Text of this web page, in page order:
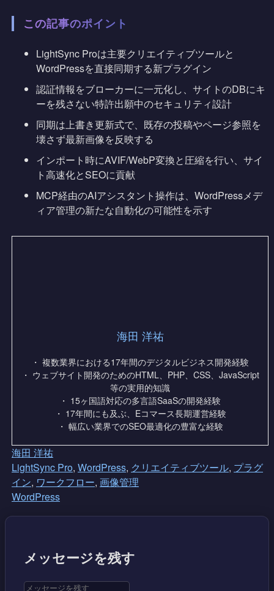
この記事のポイント
LightSync Proは主要クリエイティブツールと
WordPressを直接同期する新プラグイン
認証情報をブローカーに一元化し、サイトのDBにキ
ーを残さない特許出願中のセキュリティ設計
同期は上書き更新式で、既存の投稿やページ参照を
壊さず最新画像を反映する
インポート時にAVIF/WebP変換と圧縮を行い、サイ
ト高速化とSEOに貢献
MCP経由のAIアシスタント操作は、WordPressメデ
ィア管理の新たな自動化の可能性を示す
海田 洋祐
・ 複数業界における17年間のデジタルビジネス開発経験
・ ウェブサイト開発のためのHTML、PHP、CSS、JavaScript
等の実用的知識
・ 15ヶ国語対応の多言語SaaSの開発経験
・ 17年間にも及ぶ、Eコマース長期運営経験
・ 幅広い業界でのSEO最適化の豊富な経験
海田 洋祐
LightSync Pro, WordPress, クリエイティブツール, プラグ
イン, ワークフロー, 画像管理
WordPress
メッセージを残す